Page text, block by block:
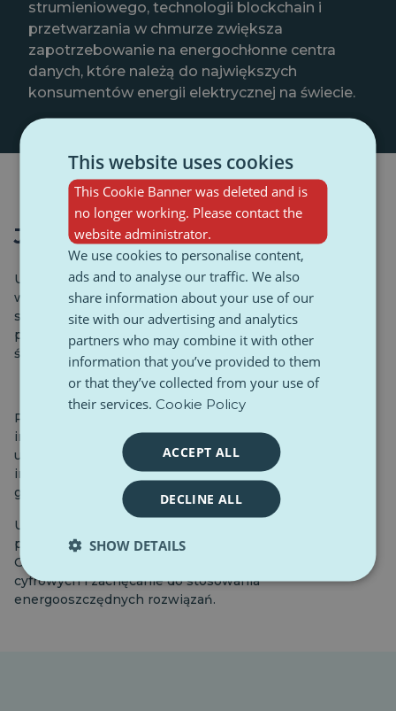
strumieniowego, technologii blockchain i
przetwarzania w chmurze zwiększa
zapotrzebowanie na energochłonne centra
danych, które należą do największych
konsumentów energii elektrycznej na świecie.
Jak reagują rządy i organizacje?
Unia Europejska dostrzega zarówno możliwości, jak i
wyzwania, jakie niesie ze sobą digitalizacja. Aby im
sprostać, UE wdraża podwójną strategię, która łączy
postęp cyfrowy ze zrównoważonym rozwojem
środowiska.
Podejście to polega na priorytetowym traktowaniu
inwestycji w czyste technologie, zmniejszaniu
uzależnienia od paliw kopalnych oraz wspieraniu
innowacyjności i zrównoważonego wzrostu w
gospodarce europejskiej.
UE opracowuje również przepisy mające na celu
promowanie bardziej ekologicznego sektora cyfrowego.
Celem jest minimalizacja śladu węglowego technologii
cyfrowych i zachęcanie do stosowania
energooszczędnych rozwiązań.
This website uses cookies
This Cookie Banner was deleted and is
no longer working. Please contact the
website administrator.
We use cookies to personalise content,
ads and to analyse our traffic. We also
share information about your use of our
site with our advertising and analytics
partners who may combine it with other
information that you’ve provided to them
or that they’ve collected from your use of
their services. Cookie Policy
ACCEPT ALL
DECLINE ALL
SHOW DETAILS